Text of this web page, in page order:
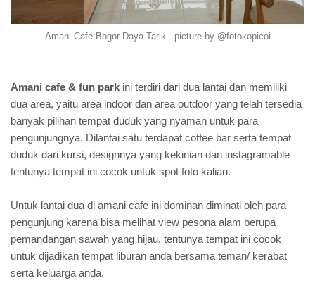
Amani Cafe Bogor Daya Tarik - picture by @fotokopicoi
Amani cafe & fun park ini terdiri dari dua lantai dan memiliki
dua area, yaitu area indoor dan area outdoor yang telah tersedia
banyak pilihan tempat duduk yang nyaman untuk para
pengunjungnya. Dilantai satu terdapat coffee bar serta tempat
duduk dari kursi, designnya yang kekinian dan instagramable
tentunya tempat ini cocok untuk spot foto kalian.
Untuk lantai dua di amani cafe ini dominan diminati oleh para
pengunjung karena bisa melihat view pesona alam berupa
pemandangan sawah yang hijau, tentunya tempat ini cocok
untuk dijadikan tempat liburan anda bersama teman/ kerabat
serta keluarga anda.